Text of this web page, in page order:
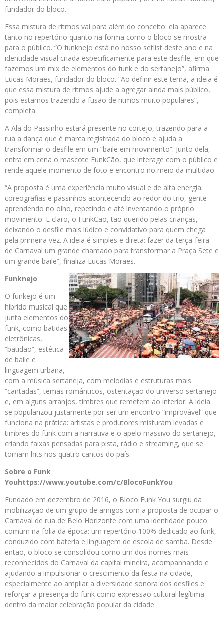
fundador do bloco.
Essa mistura de ritmos vai para além do conceito: ela aparece
tanto no repertório quanto na forma como o bloco se mostra
para o público. “O funknejo está no nosso setlist deste ano e na
identidade visual criada especificamente para este desfile, em que
fazemos um mix de elementos do funk e do sertanejo”, afirma
Lucas Moraes, fundador do bloco. “Ao definir este tema, a ideia é
que essa mistura de ritmos ajude a agregar ainda mais público,
pois estamos trazendo a fusão de ritmos muito populares”,
completa.
A Ala do Passinho estará presente no cortejo, trazendo para a
rua a dança que é marca registrada do bloco e ajuda a
transformar o desfile em um “baile em movimento”. Junto dela,
entra em cena o mascote FunkCão, que interage com o público e
rende aquele momento de foto e encontro no meio da multidão.
“A proposta é uma experiência muito visual e de alta energia:
coreografias e passinhos acontecendo ao redor do trio, gente
aprendendo no olho, repetindo e até inventando o próprio
movimento. E claro, o FunkCão, tão querido pelas crianças,
deixando o desfile mais lúdico e convidativo para quem chega
pela primeira vez. A ideia é simples e direta: fazer da terça-feira
de Carnaval um grande chamado para transformar a Praça Sete e
um grande baile”, finaliza Lucas Moraes.
Funknejo
O funkejo é um
híbrido musical que
junta elementos do
funk, como batidas
eletrônicas,
“batidão”, estética
de baile e
linguagem urbana,
com a música sertaneja, com melodias e estruturas mais
“cantadas”, temas românticos, ostentação do universo sertanejo
e, em alguns arranjos, timbres que remetem ao interior. A ideia
se popularizou justamente por ser um encontro “improvável” que
funciona na prática: artistas e produtores misturam levadas e
timbres do funk com a narrativa e o apelo massivo do sertanejo,
criando faixas pensadas para pista, rádio e streaming, que se
tornam hits nos quatro cantos do país.
Sobre o Funk
Youhttps://www.youtube.com/c/BlocoFunkYou
Fundado em dezembro de 2016, o Bloco Funk You surgiu da
mobilização de um grupo de amigos com a proposta de ocupar o
Carnaval de rua de Belo Horizonte com uma identidade pouco
comum na folia da época: um repertório 100% dedicado ao funk,
conduzido com bateria e linguagem de escola de samba. Desde
então, o bloco se consolidou como um dos nomes mais
reconhecidos do Carnaval da capital mineira, acompanhando e
ajudando a impulsionar o crescimento da festa na cidade,
especialmente ao ampliar a diversidade sonora dos desfiles e
reforçar a presença do funk como expressão cultural legítima
dentro da maior celebração popular da cidade.